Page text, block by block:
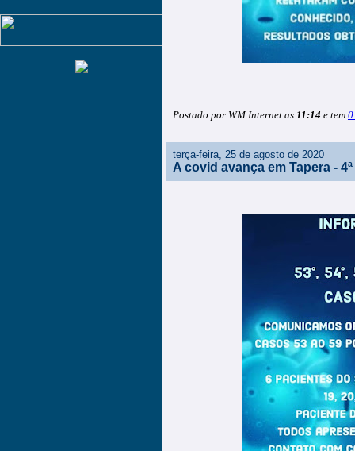
Postado por WM Internet as 11:14 e tem 0
terça-feira, 25 de agosto de 2020
A covid avança em Tapera -